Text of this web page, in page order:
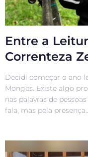
Entre a
Correnteza
Decidi começar o ano
Monges. Existe algo
nas palavras de
fala, mas pela